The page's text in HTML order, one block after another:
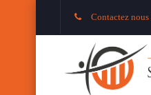
Contactez